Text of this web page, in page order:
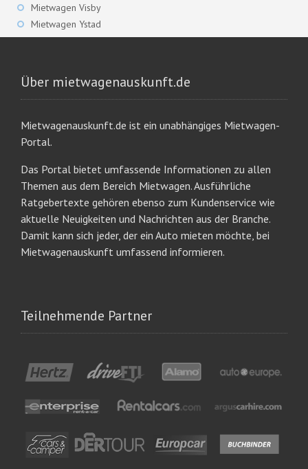
Mietwagen Visby
Mietwagen Ystad
Über mietwagenauskunft.de
Mietwagenauskunft.de ist ein unabhängiges Mietwagen-
Portal.
Das Portal bietet umfassende Informationen zu allen
Themen aus dem Bereich Mietwagen. Ausführliche
Ratgebertexte gehören ebenso zum Kundenservice wie
aktuelle Neuigkeiten und Nachrichten aus der Branche.
Damit kann sich jeder, der ein Auto mieten möchte, bei
Mietwagenauskunft umfassend informieren.
Teilnehmende Partner